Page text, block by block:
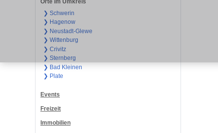
❯ Schwerin
❯ Hagenow
❯ Neustadt-Glewe
❯ Wittenburg
❯ Crivitz
❯ Sternberg
❯ Bad Kleinen
❯ Plate
Events
Freizeit
Immobilien